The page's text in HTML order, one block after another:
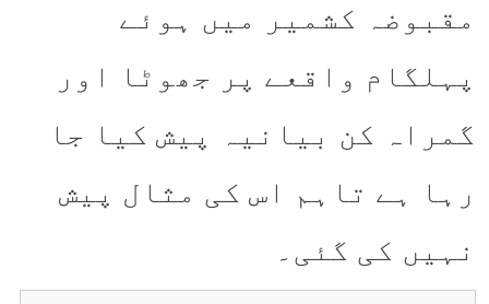
مقبوضہ کشمیر میں ہوئے
پہلگام واقعے پر جھوٹا اور
گمراہ کن بیانیہ پیش کیا جا
رہا ہے تاہم اس کی مثال پیش
نہیں کی گئی۔